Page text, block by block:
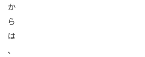
か
ら
は
、